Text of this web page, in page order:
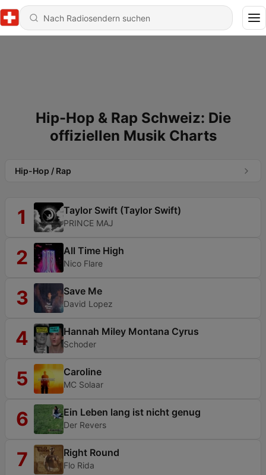
Hip-Hop & Rap Schweiz: Die
offiziellen Musik Charts
Hip-Hop / Rap
1 Taylor Swift (Taylor Swift)
PRINCE MAJ
2 All Time High
Nico Flare
3 Save Me
David Lopez
4 Hannah Miley Montana Cyrus
Schoder
5 Caroline
MC Solaar
6 Ein Leben lang ist nicht genug
Der Revers
7 Right Round
Flo Rida